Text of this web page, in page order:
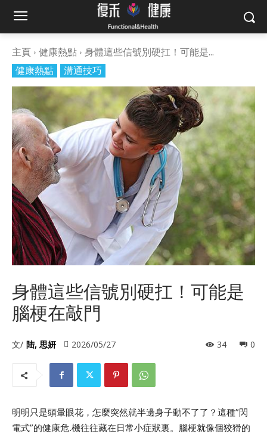
主頁 健康熱點 身體這些信號別硬扛！可能是...
健康熱點
溝通技巧
身體這些信號別硬扛！可能是
腦梗在敲門
文/ 陆, 思妍 2026/05/27 0
34
明明只是頭暈眼花，怎麼突然就半邊身子動不了了？這種”閃
電式”的健康危.機往往藏在日常小症狀裏。腦梗就像個狡猾的